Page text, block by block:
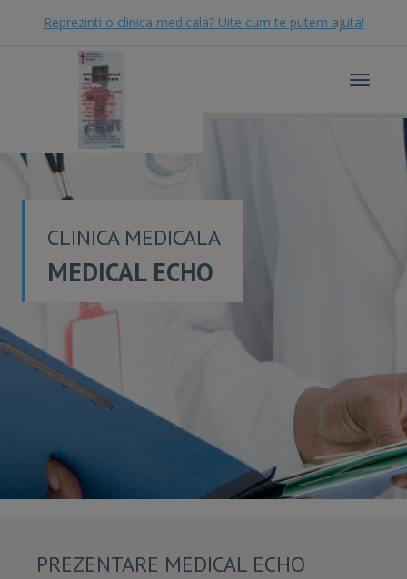
Reprezinti o clinica medicala? Uite cum te putem ajuta!
Toggle
CLINICA MEDICALA
MEDICAL ECHO
PREZENTARE MEDICAL ECHO